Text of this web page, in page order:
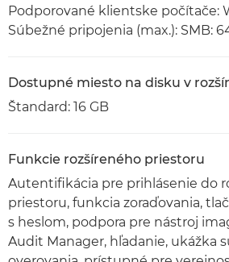
Podporované klientske počítače:
Súbežné pripojenia (max.): SMB:
Dostupné miesto na disku v
Štandard: 16 GB
Funkcie rozšíreného priestoru
Autentifikácia pre prihlásenie do
priestoru, funkcia zoraďovania,
s heslom, podpora pre nástroj
Audit Manager, hľadanie, ukážka